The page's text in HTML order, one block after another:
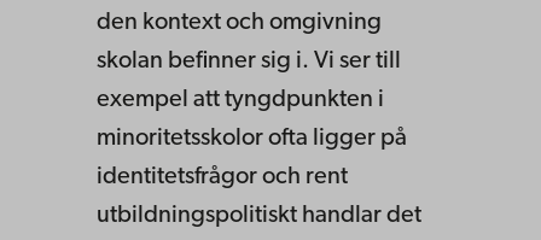
den kontext och omgivning
skolan befinner sig i. Vi ser till
exempel att tyngdpunkten i
minoritetsskolor ofta ligger på
identitetsfrågor och rent
utbildningspolitiskt handlar det